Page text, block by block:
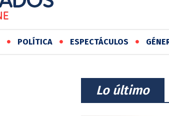
POLÍTICA ESPECTÁCULOS
⠀Lo último⠀